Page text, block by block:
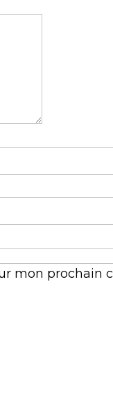
mon prochain